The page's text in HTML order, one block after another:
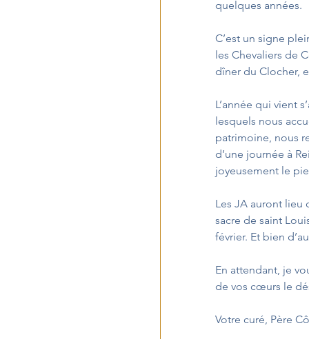
quelques années.
C’est un signe
les Chevaliers de
L’année qui vient
lesquels nous
patrimoine, nous
d’une journée à
joyeusement le
Les JA auront lieu
sacre de saint
février. Et bien
En attendant, je
de vos cœurs le
Votre curé, Père